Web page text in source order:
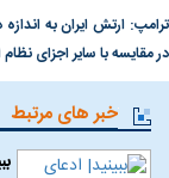
ترامپ: ارتش ایران به
در مقایسه با سایر اجزای
خبر های مرتبط